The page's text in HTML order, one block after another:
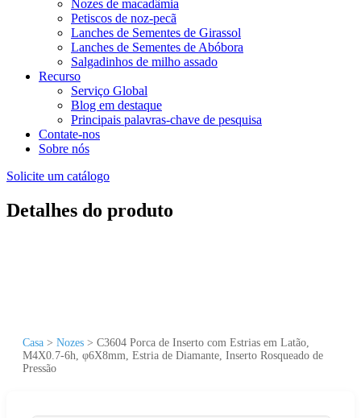
Nozes de macadâmia
Petiscos de noz-pecã
Lanches de Sementes de Girassol
Lanches de Sementes de Abóbora
Salgadinhos de milho assado
Recurso
Serviço Global
Blog em destaque
Principais palavras-chave de pesquisa
Contate-nos
Sobre nós
Solicite um catálogo
Detalhes do produto
Casa > Nozes > C3604 Porca de Inserto com Estrias em Latão,
M4X0.7-6h, φ6X8mm, Estria de Diamante, Inserto Rosqueado de
Pressão